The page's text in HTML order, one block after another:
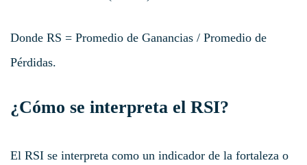
Donde RS = Promedio de Ganancias / Promedio de
Pérdidas.
¿Cómo se interpreta el RSI?
El RSI se interpreta como un indicador de la fortaleza o